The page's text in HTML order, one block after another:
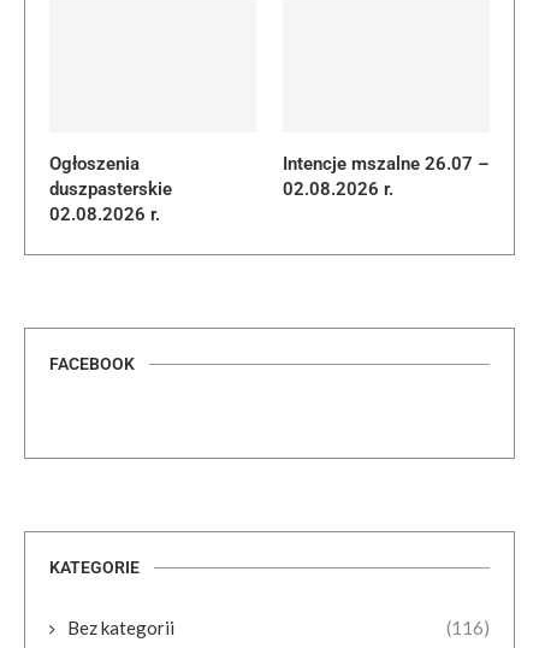
Ogłoszenia
duszpasterskie
02.08.2026 r.
Intencje mszalne 26.07 –
02.08.2026 r.
FACEBOOK
KATEGORIE
Bez kategorii (116)